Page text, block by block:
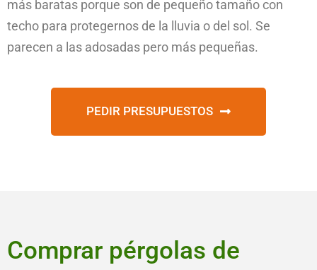
más baratas porque son de pequeño tamaño con
techo para protegernos de la lluvia o del sol. Se
parecen a las adosadas pero más pequeñas.
PEDIR PRESUPUESTOS
Comprar pérgolas de